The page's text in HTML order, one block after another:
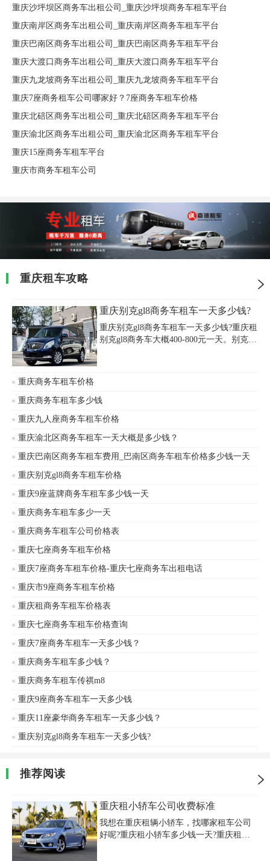
重庆沙坪坝区商务车出租公司_重庆沙坪坝商务车租车平台
重庆南岸区商务车出租公司_重庆南岸区商务车租车平台
重庆巴南区商务车出租公司_重庆巴南区商务车租车平台
重庆大渡口商务车出租公司_重庆大渡口商务车租车平台
重庆九龙坡商务车出租公司_重庆九龙坡商务车租车平台
重庆7座商务租车公司哪家好？7座商务车租车价格
重庆北碚区商务车出租公司_重庆北碚区商务车租车平台
重庆渝北区商务车出租公司_重庆渝北区商务车租车平台
重庆15座商务车租车平台
重庆市商务车租车公司
重庆租车攻略
重庆别克gl8商务车租车一天多少钱?
重庆别克gl8商务车租车一天多少钱?重庆租
别克gl8商务车大概400-800元一天。别克
到。
重庆商务车租车价格
重庆商务车租车多少钱
重庆九人座商务车租车价格
重庆渝北区商务车租车一天大概是多少钱？
重庆巴南区商务车租车费用_巴南区商务车租车价格多少钱一天
重庆别克gl8商务车租车价格
重庆9座蓝牌商务车租车多少钱一天
重庆商务车租车多少一天
重庆商务车租车公司价格表
重庆七座商务车租车价格
重庆7座商务车租车价格-重庆七座商务车出租电话
重庆市9座商务车租车价格
重庆租商务车租车价格表
重庆七座商务车租车价格查询
重庆7座商务车租车一天多少钱？
重庆商务车租车多少钱？
重庆商务车租车传祺m8
重庆9座商务车租车一天多少钱
重庆11座豪华商务车租车一天多少钱？
重庆别克gl8商务车租车一天多少钱?
推荐阅读
重庆租小轿车公司收费标准
我想在重庆租辆小轿车，找哪家租车公司
好呢?重庆租小轿车多少钱一天?重庆租小